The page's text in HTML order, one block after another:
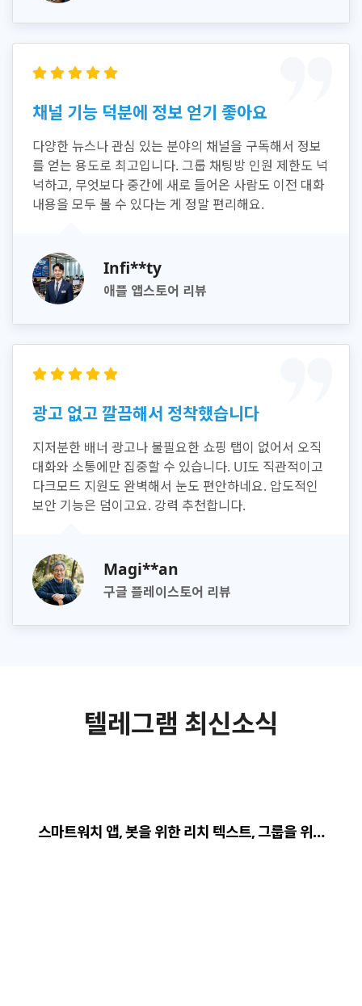
채널 기능 덕분에 정보 얻기 좋아요
다양한 뉴스나 관심 있는 분야의 채널을 구독해서 정보
를 얻는 용도로 최고입니다. 그룹 채팅방 인원 제한도 넉
넉하고, 무엇보다 중간에 새로 들어온 사람도 이전 대화
내용을 모두 볼 수 있다는 게 정말 편리해요.
Infi**ty
애플 앱스토어 리뷰
광고 없고 깔끔해서 정착했습니다
지저분한 배너 광고나 불필요한 쇼핑 탭이 없어서 오직
대화와 소통에만 집중할 수 있습니다. UI도 직관적이고
다크모드 지원도 완벽해서 눈도 편안하네요. 압도적인
보안 기능은 덤이고요. 강력 추천합니다.
Magi**an
구글 플레이스토어 리뷰
텔레그램 최신소식
스마트워치 앱, 봇을 위한 리치 텍스트, 그룹을 위…